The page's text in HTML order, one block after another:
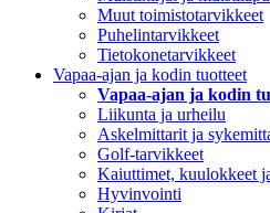
Muut toimistotarvikkeet
Puhelintarvikkeet
Tietokonetarvikkeet
Vapaa-ajan ja kodin tuotteet
Vapaa-ajan ja kodin
Liikunta ja urheilu
Askelmittarit ja
Golf-tarvikkeet
Kaiuttimet, kuulokkeet
Hyvinvointi